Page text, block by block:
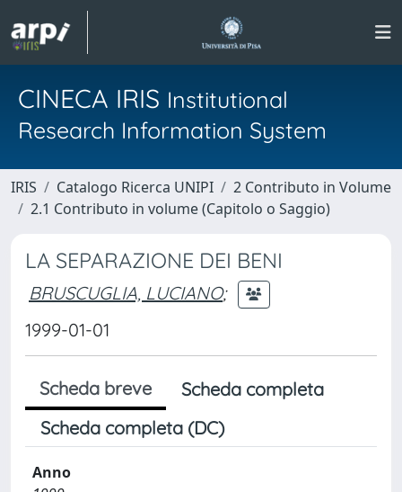
CINECA IRIS Institutional
Research Information System
IRIS Catalogo Ricerca UNIPI
2 Contributo in Volume
2.1 Contributo in volume (Capitolo o Saggio)
LA SEPARAZIONE DEI BENI
BRUSCUGLIA, LUCIANO;
1999-01-01
Scheda breve
Scheda completa
Scheda completa (DC)
Anno